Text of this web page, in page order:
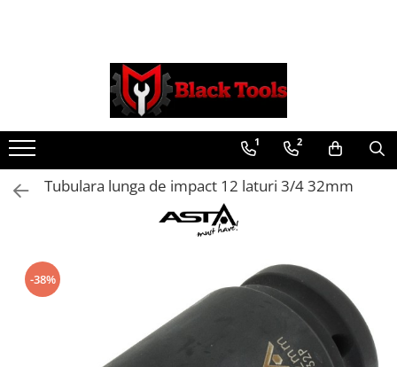
Scule Service Auto
Chei Si Truse De Chei
Chei combinate
Chei Combinate Cu Clichet
Chei Cotite
Clesti autoblocanti
Clesti pentru sertizat
Clesti reglabili pentru tevi
Clesti service auto
1 2
Tubulara lunga de impact 12 laturi 3/4 32mm
-38%